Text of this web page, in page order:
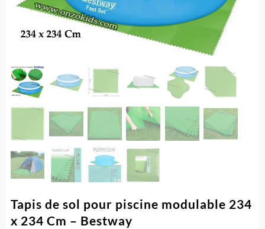
Tapis de sol pour piscine modulable 234
x 234 Cm – Bestway